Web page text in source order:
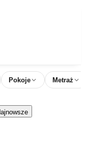
Pokoje Metraż